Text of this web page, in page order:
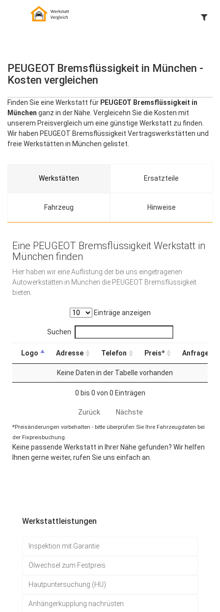
PEUGEOT Bremsflüssigkeit in München -
Kosten vergleichen
Finden Sie eine Werkstatt für PEUGEOT Bremsflüssigkeit in
München ganz in der Nähe. Vergleicehn Sie die Kosten mit
unserem Preisvergleich um eine günstige Werkstatt zu finden.
Wir haben PEUGEOT Bremsflüssigkeit Vertragswerkstätten und
freie Werkstätten in München gelistet.
Werkstätten Ersatzteile
Fahrzeug Hinweise
Eine PEUGEOT Bremsflüssigkeit Werkstatt in
München finden
Hier haben wir eine Auflistung der bei uns eingetragenen
Autowerkstätten in München die PEUGEOT Bremsflüssigkeit
bieten.
Einträge anzeigen
Suchen
Logo Adresse Telefon Preis* Anfrage
Keine Daten in der Tabelle vorhanden
0 bis 0 von 0 Einträgen
Zurück Nächste
*Preisänderungen vorbehalten - bitte überprüfen Sie Ihre Fahrzeugdaten bei
der Fixpreisbuchung.
Keine passende Werkstatt in Ihrer Nähe gefunden? Wir helfen
Ihnen gerne weiter, rufen Sie uns einfach an.
Werkstattleistungen
Inspektion mit Garantie
Ölwechsel zum Festpreis
Hautpuntersuchung (HU)
Anhängerkupplung nachrüsten